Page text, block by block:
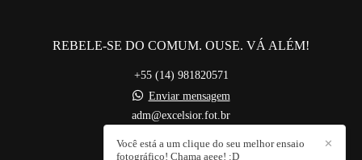
REBELE-SE DO COMUM. OUSE. VÁ ALÉM!
+55 (14) 981820571
Enviar mensagem
adm@excelsior.fot.br
✕
Você está a um clique do seu melhor ensaio
fotográfico! Chama aeee! :D